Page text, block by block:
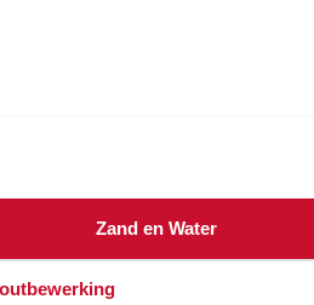
Zand en Water